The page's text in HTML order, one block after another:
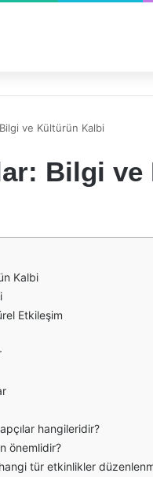
ve Kültürün Kalbi
Bilgi
Kalbi
Etkileşim
hangileridir?
önemlidir?
tür etkinlikler